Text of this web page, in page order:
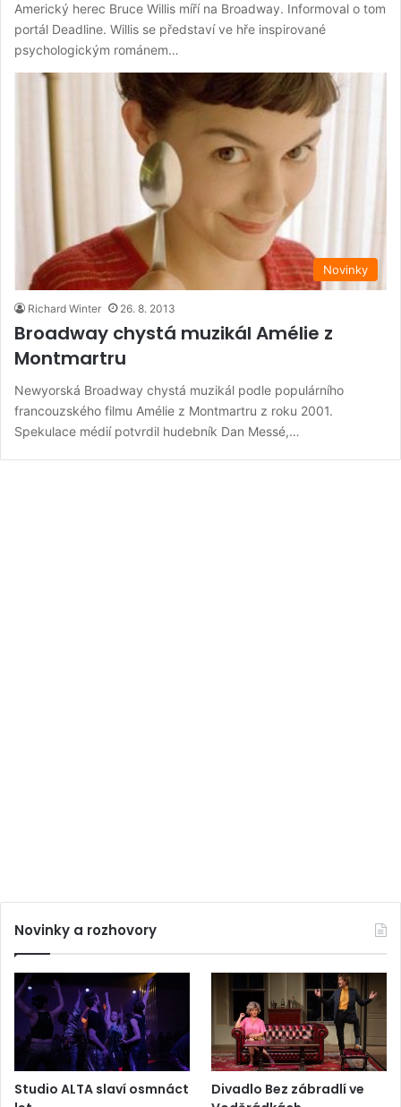
Americký herec Bruce Willis míří na Broadway. Informoval o tom
portál Deadline. Willis se představí ve hře inspirované
psychologickým románem…
Novinky
Richard Winter 26. 8. 2013
Broadway chystá muzikál Amélie z
Montmartru
Newyorská Broadway chystá muzikál podle populárního
francouzského filmu Amélie z Montmartru z roku 2001.
Spekulace médií potvrdil hudebník Dan Messé,…
Novinky a rozhovory
Studio ALTA slaví osmnáct
Divadlo Bez zábradlí ve